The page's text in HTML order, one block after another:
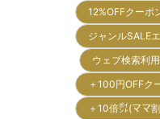
12%OFFクーポ
ジャンルSALE
ウェブ検索利
＋100円OFF
＋10倍㌽(ママ